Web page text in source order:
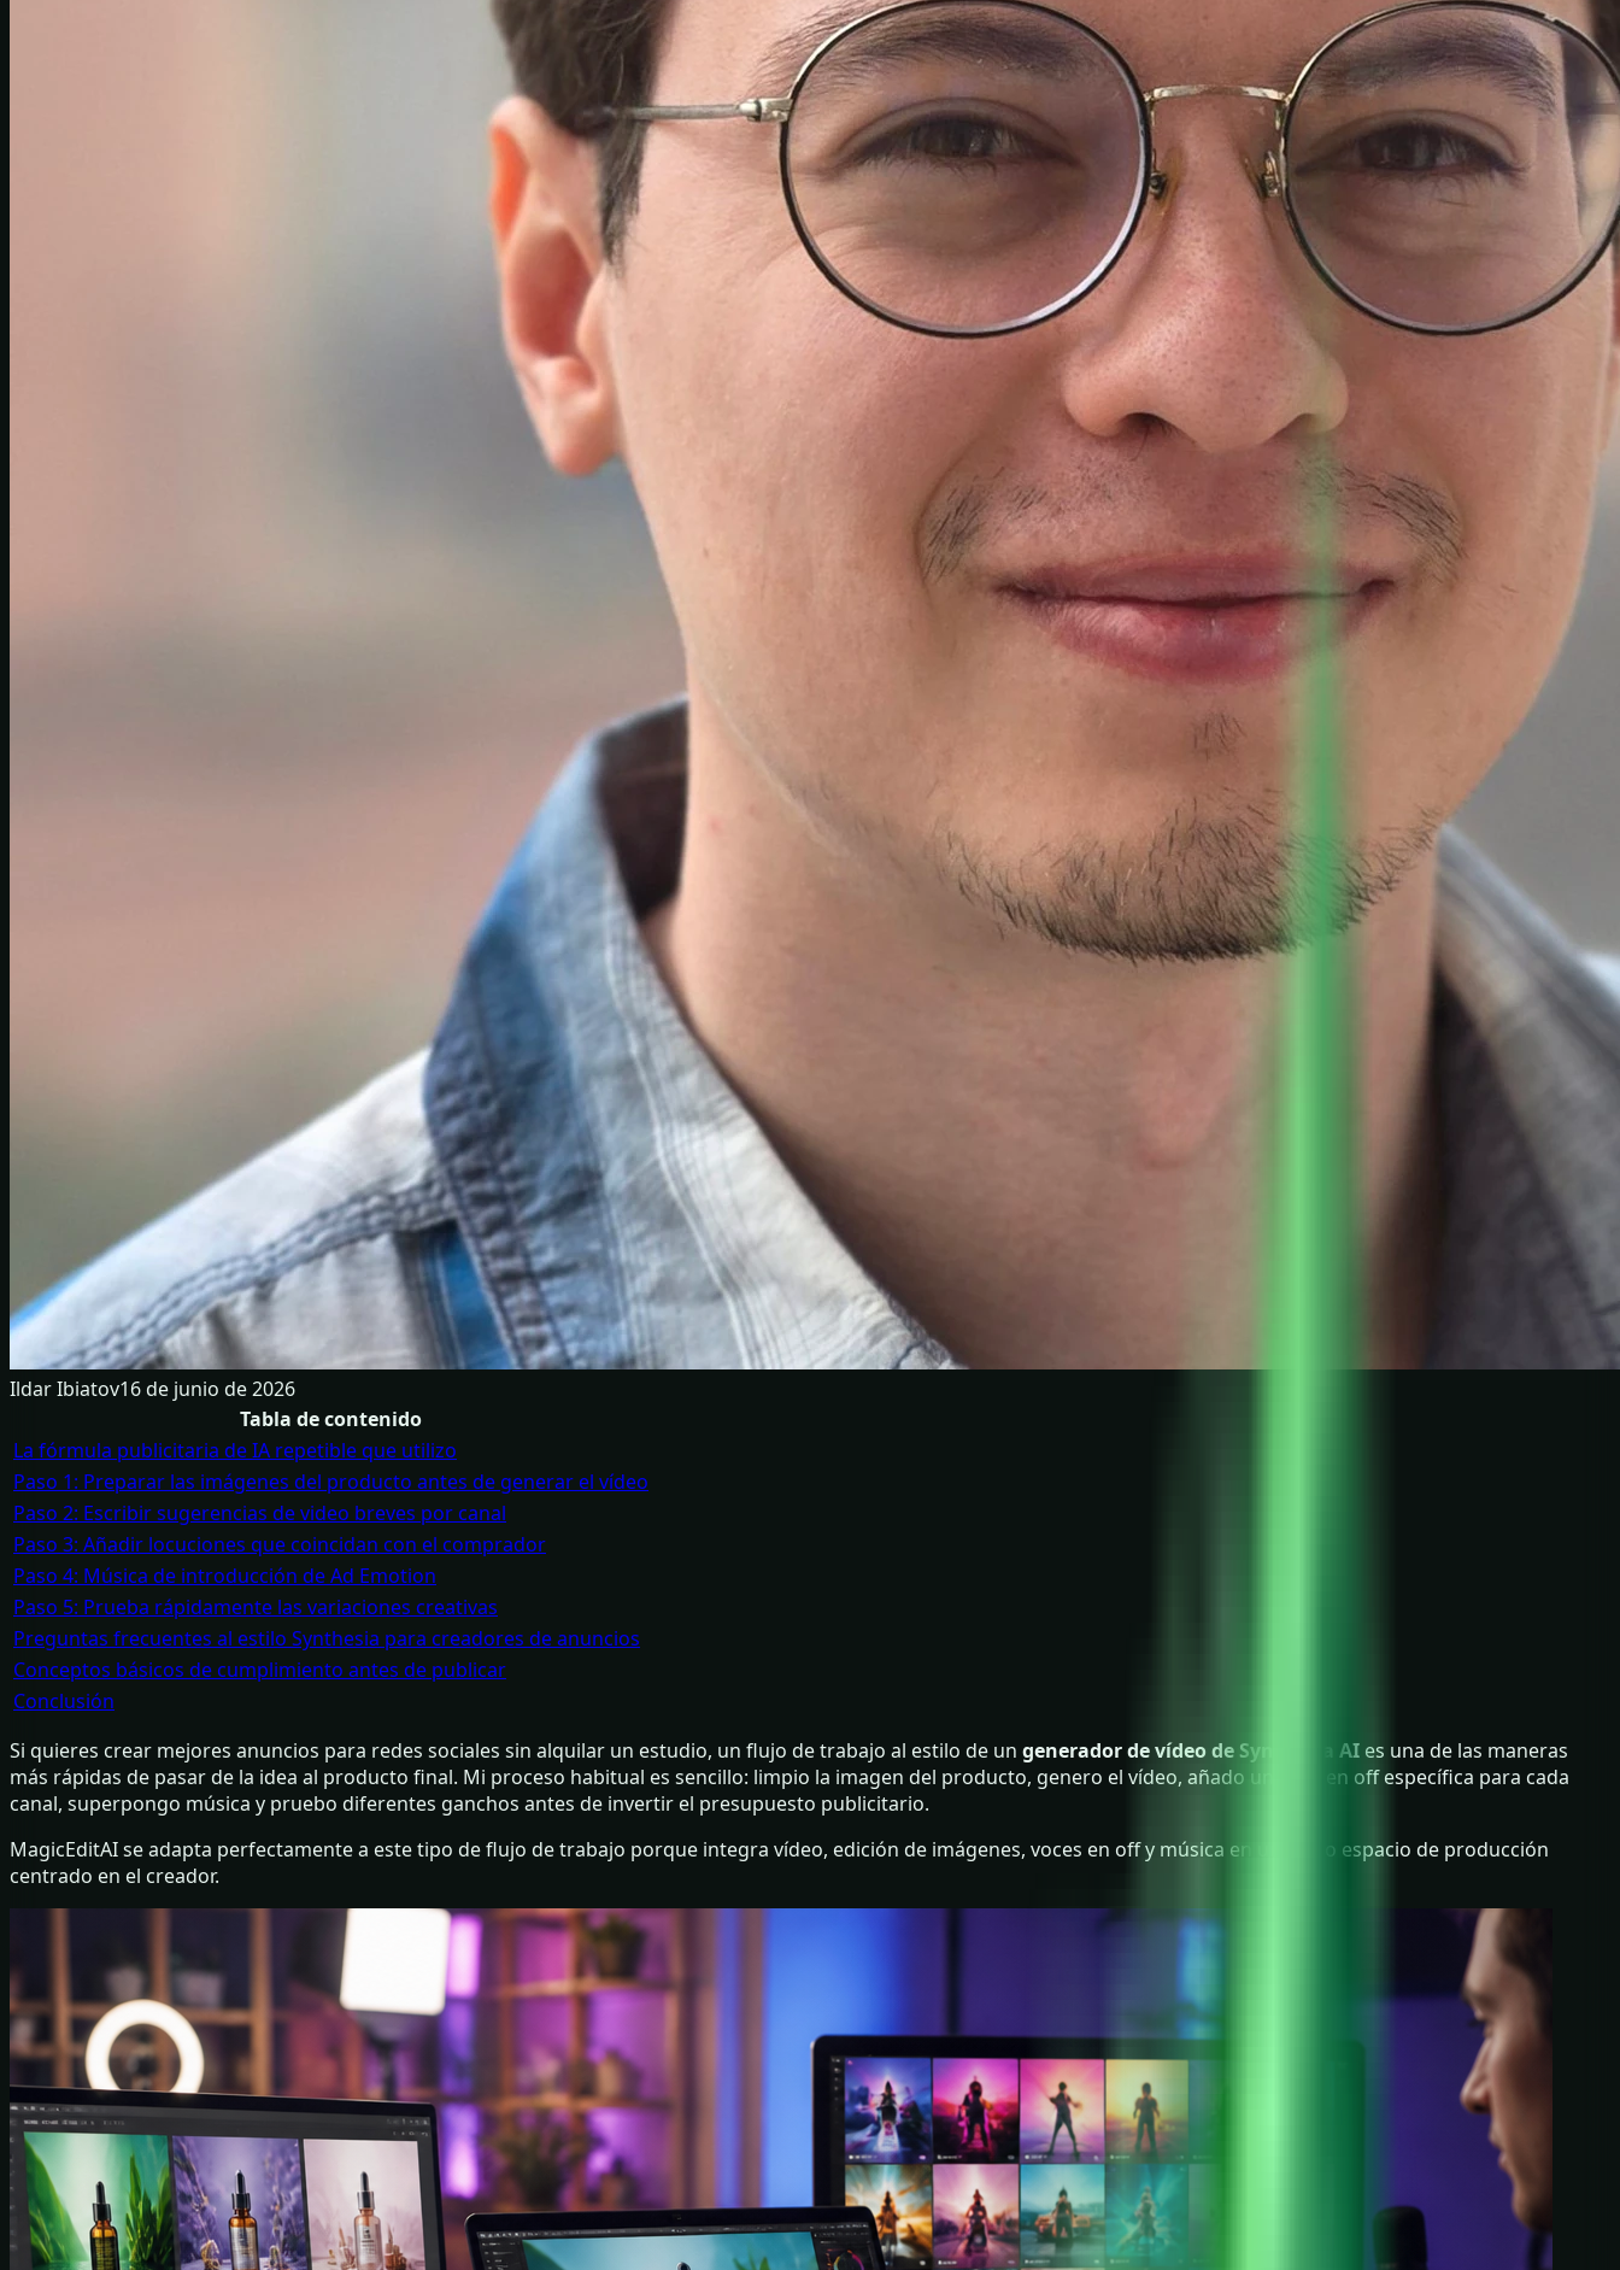
Ildar Ibiatov16 de junio de 2026
Tabla de contenido
La fórmula publicitaria de IA repetible que utilizo
Paso 1: Preparar las imágenes del producto antes de generar el vídeo
Paso 2: Escribir sugerencias de video breves por canal
Paso 3: Añadir locuciones que coincidan con el comprador
Paso 4: Música de introducción de Ad Emotion
Paso 5: Prueba rápidamente las variaciones creativas
Preguntas frecuentes al estilo Synthesia para creadores de anuncios
Conceptos básicos de cumplimiento antes de publicar
Conclusión
Si quieres crear mejores anuncios para redes sociales sin alquilar un estudio, un flujo de trabajo al estilo de un generador de vídeo de Synthesia AI es una de las maneras
más rápidas de pasar de la idea al producto final. Mi proceso habitual es sencillo: limpio la imagen del producto, genero el vídeo, añado una voz en off específica para cada
canal, superpongo música y pruebo diferentes ganchos antes de invertir el presupuesto publicitario.
MagicEditAI se adapta perfectamente a este tipo de flujo de trabajo porque integra vídeo, edición de imágenes, voces en off y música en un único espacio de producción
centrado en el creador.